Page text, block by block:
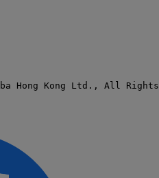
Hong Kong Ltd., All